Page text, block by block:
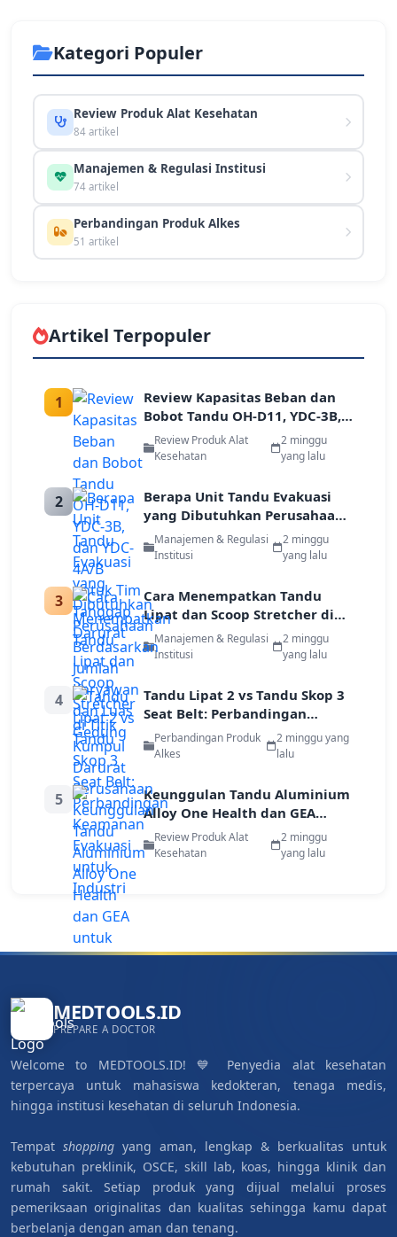
Kategori Populer
Review Produk Alat Kesehatan
84 artikel
Manajemen & Regulasi Institusi
74 artikel
Perbandingan Produk Alkes
51 artikel
Artikel Terpopuler
1
Review Kapasitas Beban dan
Bobot Tandu OH-D11, YDC-3B,
dan YDC-4A/B untuk Tim
Tanggap Darurat
Review Produk Alat
Kesehatan
2 minggu
yang lalu
2
Berapa Unit Tandu Evakuasi
yang Dibutuhkan Perusahaan
Berdasarkan Jumlah Karyawan
dan Luas Gedung
Manajemen & Regulasi
Institusi
2 minggu
yang lalu
3
Cara Menempatkan Tandu
Lipat dan Scoop Stretcher di
Titik Kumpul Darurat
Perusahaan
Manajemen & Regulasi
Institusi
2 minggu
yang lalu
4
Tandu Lipat 2 vs Tandu Skop 3
Seat Belt: Perbandingan
Keamanan Evakuasi untuk
Industri
Perbandingan Produk
Alkes
2 minggu yang
lalu
5
Keunggulan Tandu Aluminium
Alloy One Health dan GEA
untuk Evakuasi Pekerja di Area
Terbatas
Review Produk Alat
Kesehatan
2 minggu
yang lalu
MEDTOOLS.ID
PREPARE A DOCTOR
Welcome to MEDTOOLS.ID! 💙 Penyedia alat kesehatan
terpercaya untuk mahasiswa kedokteran, tenaga medis,
hingga institusi kesehatan di seluruh Indonesia.
Tempat shopping yang aman, lengkap & berkualitas untuk
kebutuhan preklinik, OSCE, skill lab, koas, hingga klinik dan
rumah sakit. Setiap produk yang dijual melalui proses
pemeriksaan originalitas dan kualitas sehingga kamu dapat
berbelanja dengan aman dan tenang.